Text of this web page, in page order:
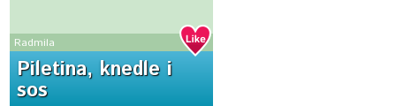
Radmila
Piletina, knedle i
sos